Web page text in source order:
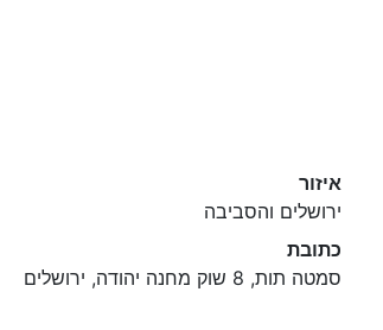
איזור
ירושלים והסביבה
כתובת
סמטה תות, 8 שוק מחנה יהודה, ירושלים